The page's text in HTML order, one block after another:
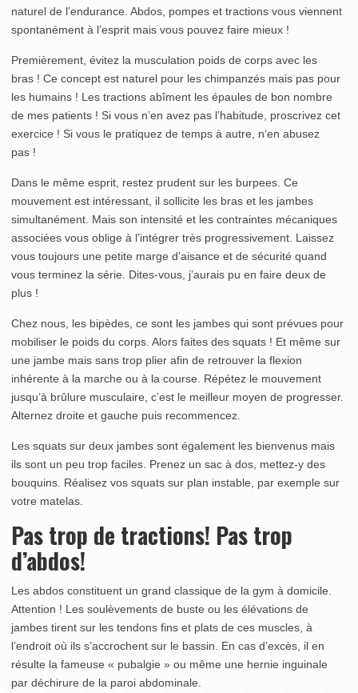
naturel de l’endurance. Abdos, pompes et tractions vous viennent
spontanément à l’esprit mais vous pouvez faire mieux !
Premièrement, évitez la musculation poids de corps avec les
bras ! Ce concept est naturel pour les chimpanzés mais pas pour
les humains ! Les tractions abîment les épaules de bon nombre
de mes patients ! Si vous n’en avez pas l’habitude, proscrivez cet
exercice ! Si vous le pratiquez de temps à autre, n’en abusez
pas !
Dans le même esprit, restez prudent sur les burpees. Ce
mouvement est intéressant, il sollicite les bras et les jambes
simultanément. Mais son intensité et les contraintes mécaniques
associées vous oblige à l’intégrer très progressivement. Laissez
vous toujours une petite marge d’aisance et de sécurité quand
vous terminez la série. Dites-vous, j’aurais pu en faire deux de
plus !
Chez nous, les bipèdes, ce sont les jambes qui sont prévues pour
mobiliser le poids du corps. Alors faites des squats ! Et même sur
une jambe mais sans trop plier afin de retrouver la flexion
inhérente à la marche ou à la course. Répétez le mouvement
jusqu’à brûlure musculaire, c’est le meilleur moyen de progresser.
Alternez droite et gauche puis recommencez.
Les squats sur deux jambes sont également les bienvenus mais
ils sont un peu trop faciles. Prenez un sac à dos, mettez-y des
bouquins. Réalisez vos squats sur plan instable, par exemple sur
votre matelas.
Pas trop de tractions! Pas trop
d’abdos!
Les abdos constituent un grand classique de la gym à domicile.
Attention ! Les soulèvements de buste ou les élévations de
jambes tirent sur les tendons fins et plats de ces muscles, à
l’endroit où ils s’accrochent sur le bassin. En cas d’excès, il en
résulte la fameuse « pubalgie » ou même une hernie inguinale
par déchirure de la paroi abdominale.